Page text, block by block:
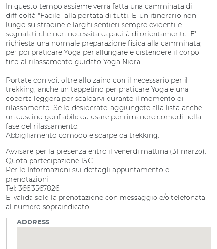
In questo tempo assieme verrà fatta una camminata di
difficoltà "Facile" alla portata di tutti. E' un itinerario non
lungo su stradine e larghi sentieri sempre evidenti e
segnalati che non necessita capacità di orientamento. E'
richiesta una normale preparazione fisica alla camminata;
per poi praticare Yoga per allungare e distendere il corpo
fino al rilassamento guidato Yoga Nidra.
Portate con voi, oltre allo zaino con il necessario per il
trekking, anche un tappetino per praticare Yoga e una
coperta leggera per scaldarvi durante il momento di
rilassamento. Se lo desiderate, aggiungete alla lista anche
un cuscino gonfiabile da usare per rimanere comodi nella
fase del rilassamento.
Abbigliamento comodo e scarpe da trekking.
Avvisare per la presenza entro il venerdi mattina (31 marzo).
Quota partecipazione 15€.
Per le Informazioni sui dettagli appuntamento e
prenotazioni
Tel: 366.3567826.
E' valida solo la prenotazione con messaggio e/o telefonata
al numero sopraindicato.
ADDRESS